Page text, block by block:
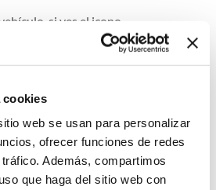
cookies
web se usan para personalizar
ofrecer funciones de redes
Además, compartimos
que haga del sitio web con
si ves el icono
podrás optar a un estudio
movimientos de tu banco y
el estudio online),
la siguiente documentación:
de tu carnet de conducir,
última declaración de la Renta,
del banco.